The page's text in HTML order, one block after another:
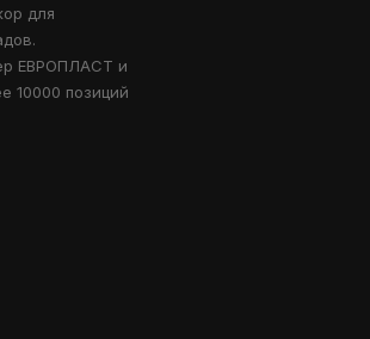
для
ЕВРОПЛАСТ и
10000 позиций